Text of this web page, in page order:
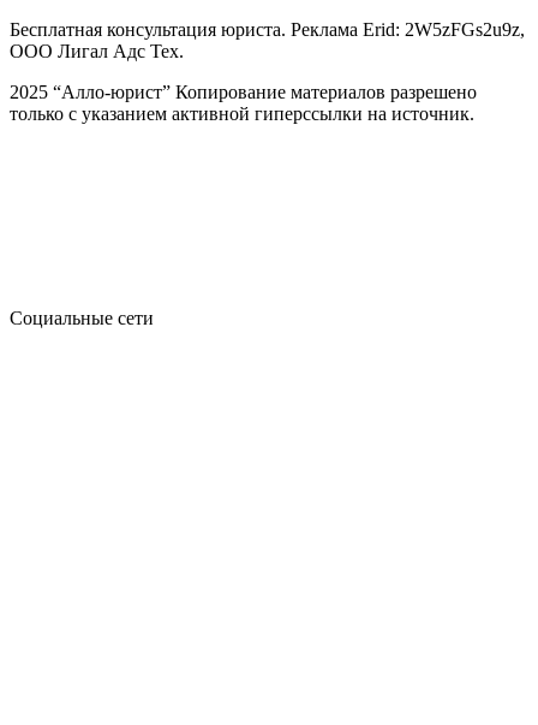
Бесплатная консультация юриста. Реклама Erid: 2W5zFGs2u9z,
ООО Лигал Адс Тех.
2025 “Алло-юрист” Копирование материалов разрешено
только с указанием активной гиперссылки на источник.
Социальные сети